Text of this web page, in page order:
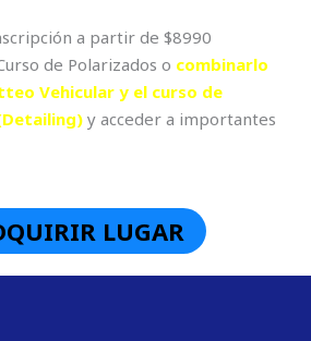
a partir de $8990
de Polarizados o combinarlo
Vehicular y el curso de
y acceder a importantes
LUGAR